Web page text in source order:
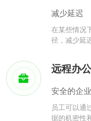
减少延迟
在某些情况
径，减少延
远程办
安全的企
员工可以通
据的机密性